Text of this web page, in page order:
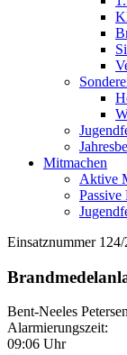
Mitmachen
Aktive
Einsatznummer 124/
Bent-Neeles Petersen
Alarmierungszeit:
09:06 Uhr